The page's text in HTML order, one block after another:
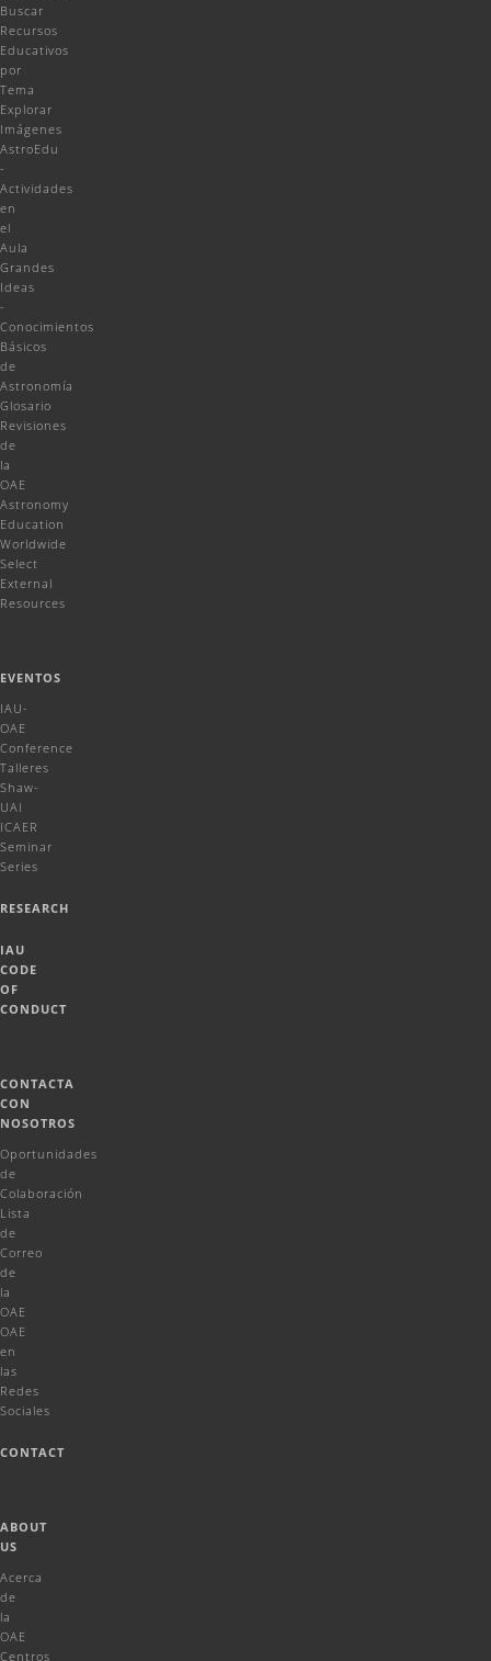
Buscar
Recursos
Educativos
por
Tema
Explorar
Imágenes
AstroEdu
-
Actividades
en
el
Aula
Grandes
Ideas
-
Conocimientos
Básicos
de
Astronomía
Glosario
Revisiones
de
la
OAE
Astronomy
Education
Worldwide
Select
External
Resources
EVENTOS
IAU-
OAE
Conference
Talleres
Shaw-
UAI
ICAER
Seminar
Series
RESEARCH
IAU
CODE
OF
CONDUCT
CONTACTA
CON
NOSOTROS
Oportunidades
de
Colaboración
Lista
de
Correo
de
la
OAE
OAE
en
las
Redes
Sociales
CONTACT
ABOUT
US
Acerca
de
la
OAE
Centros